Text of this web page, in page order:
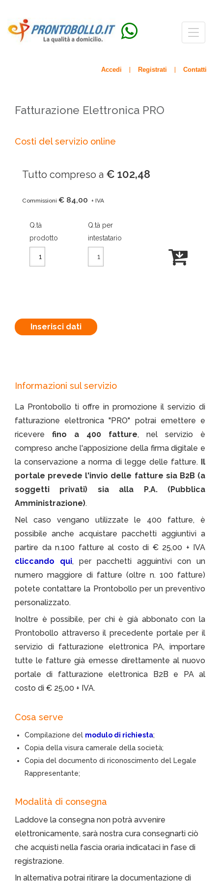
Menù
Accedi Registrati Contatti
Fatturazione Elettronica PRO
Costi del servizio online
Tutto compreso a € 102,48
Commissioni € 84,00 + IVA
Q.tà
prodotto
Q.tà per
intestatario
Inserisci dati
Informazioni sul servizio
La Prontobollo ti offre in promozione il servizio di
fatturazione elettronica "PRO" potrai emettere e
ricevere fino a 400 fatture, nel servizio è
compreso anche l'apposizione della firma digitale e
la conservazione a norma di legge delle fatture. Il
portale prevede l'invio delle fatture sia B2B (a
soggetti privati) sia alla P.A. (Pubblica
Amministrazione).
Nel caso vengano utilizzate le 400 fatture, è
possibile anche acquistare pacchetti aggiuntivi a
partire da n.100 fatture al costo di € 25,00 + IVA
cliccando qui, per pacchetti agguintivi con un
numero maggiore di fatture (oltre n. 100 fatture)
potete contattare la Prontobollo per un preventivo
personalizzato.
Inoltre è possibile, per chi è già abbonato con la
Prontobollo attraverso il precedente portale per il
servizio di fatturazione elettronica PA, importare
tutte le fatture già emesse direttamente al nuovo
portale di fatturazione elettronica B2B e PA al
costo di € 25,00 + IVA.
Cosa serve
Compilazione del modulo di richiesta;
Copia della visura camerale della società;
Copia del documento di riconoscimento del Legale
Rappresentante;
Modalità di consegna
Laddove la consegna non potrà avvenire
elettronicamente, sarà nostra cura consegnarti ciò
che acquisti nella fascia oraria indicataci in fase di
registrazione.
In alternativa potrai ritirare la documentazione di